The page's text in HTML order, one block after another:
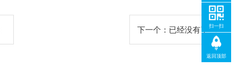
下一个：已经没有了 扫一扫
返回顶部